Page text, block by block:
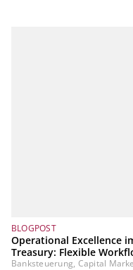
BLOGPOST
Operational Excellence
Treasury: Flexible
Banksteuerung, Capital